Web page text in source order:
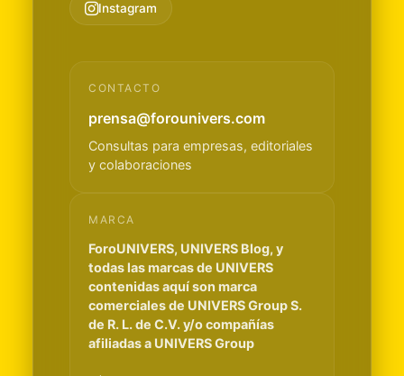
Instagram
CONTACTO
prensa@forounivers.com
Consultas para empresas, editoriales
y colaboraciones
MARCA
ForoUNIVERS, UNIVERS Blog, y
todas las marcas de UNIVERS
contenidas aquí son marca
comerciales de UNIVERS Group S.
de R. L. de C.V. y/o compañías
afiliadas a UNIVERS Group